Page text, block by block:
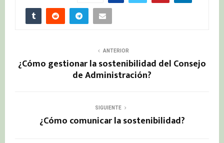
ANTERIOR
¿Cómo gestionar la sostenibilidad del Consejo
de Administración?
SIGUIENTE
¿Cómo comunicar la sostenibilidad?